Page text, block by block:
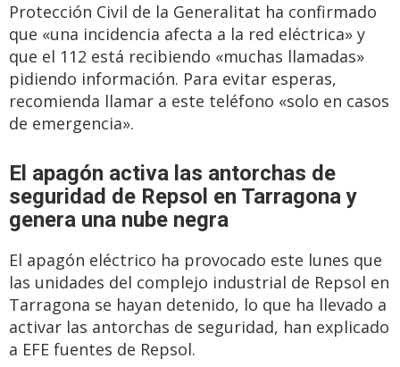
Protección Civil de la Generalitat ha confirmado
que «una incidencia afecta a la red eléctrica» y
que el 112 está recibiendo «muchas llamadas»
pidiendo información. Para evitar esperas,
recomienda llamar a este teléfono «solo en casos
de emergencia».
El apagón activa las antorchas de
seguridad de Repsol en Tarragona y
genera una nube negra
El apagón eléctrico ha provocado este lunes que
las unidades del complejo industrial de Repsol en
Tarragona se hayan detenido, lo que ha llevado a
activar las antorchas de seguridad, han explicado
a EFE fuentes de Repsol.